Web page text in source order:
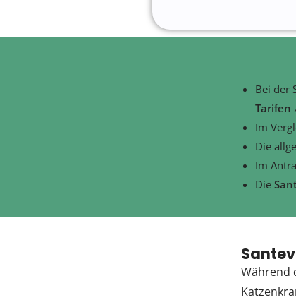
Bei der
Tarifen
Im
Die
Im
Die
Während